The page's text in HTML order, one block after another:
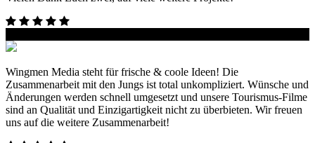
Wingmen Media steht für frische & coole Ideen! Die
Zusammenarbeit mit den Jungs ist total unkompliziert. Wünsche und
Änderungen werden schnell umgesetzt und unsere Tourismus-Filme
sind an Qualität und Einzigartigkeit nicht zu überbieten. Wir freuen
uns auf die weitere Zusammenarbeit!